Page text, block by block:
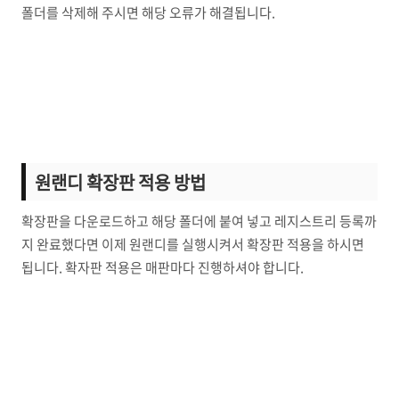
폴더를 삭제해 주시면 해당 오류가 해결됩니다.
원랜디 확장판 적용 방법
확장판을 다운로드하고 해당 폴더에 붙여 넣고 레지스트리 등록까
지 완료했다면 이제 원랜디를 실행시켜서 확장판 적용을 하시면
됩니다. 확자판 적용은 매판마다 진행하셔야 합니다.